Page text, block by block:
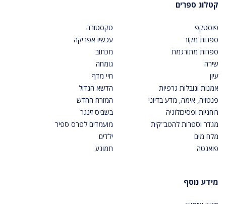
קטלוג ספרים
פוסטקפ
ספרות מקור
ספרות מתורגמת
שירה
עיון
אמנות ונובלות גרפיות
פנטזיה, אימה, מדע בדיוני
רוחניות ופסיכולוגיה
מגדר וספרות להטב"קית
מלח מים
פואנטה
טקסטורה
עכשיו אפריקה
מכתוב
גומחה
חיי מדף
הדשא הגדול
המזרח החדש
בשביס זינגר
מועמדים לפרס ספיר
ילדים
תמונע
מידע נוסף